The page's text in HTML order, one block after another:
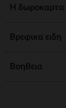
Η δωροκαρτα
Βρεφικα ειδη
Βοηθεια